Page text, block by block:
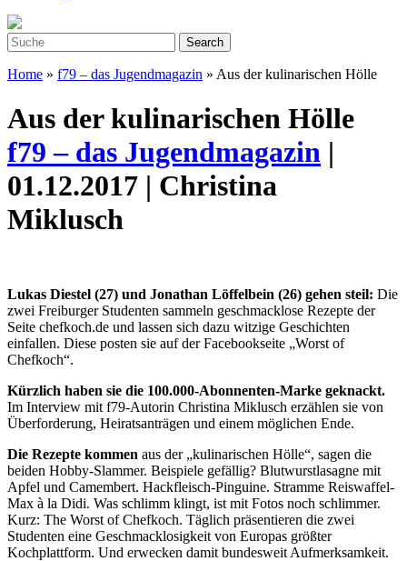
Home » f79 – das Jugendmagazin » Aus der kulinarischen Hölle
Aus der kulinarischen Hölle
f79 – das Jugendmagazin |
01.12.2017 | Christina
Miklusch
Lukas Diestel (27) und Jonathan Löffelbein (26) gehen steil: Die
zwei Freiburger Studenten sammeln geschmacklose Rezepte der
Seite chefkoch.de und lassen sich dazu witzige Geschichten
einfallen. Diese posten sie auf der Facebookseite „Worst of
Chefkoch“.
Kürzlich haben sie die 100.000-Abonnenten-Marke geknackt.
Im Interview mit f79-Autorin Christina Miklusch erzählen sie von
Überforderung, ­Heiratsanträgen und einem möglichen Ende.
Die Rezepte kommen aus der „kulinarischen Hölle“, sagen die
beiden Hobby-Slammer. Beispiele gefällig? Blutwurstlasagne mit
Apfel und Camembert. Hackfleisch-Pinguine. Stramme Reiswaffel-
Max à la Didi. Was schlimm klingt, ist mit Fotos noch schlimmer.
Kurz: The Worst of Chefkoch. Täglich präsentieren die zwei
Studenten eine Geschmacklosigkeit von Europas größter
Kochplattform. Und erwecken damit bundesweit Aufmerksamkeit.